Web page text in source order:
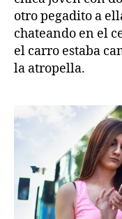
otro pegadito a
chateando en el
el carro estaba
la atropella.